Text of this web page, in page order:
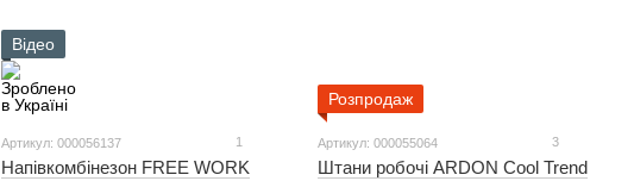
Відео
Артикул: 000056137 1
Напівкомбінезон FREE WORK
Розпродаж
Артикул: 000055064 3
Штани робочі ARDON Cool Trend